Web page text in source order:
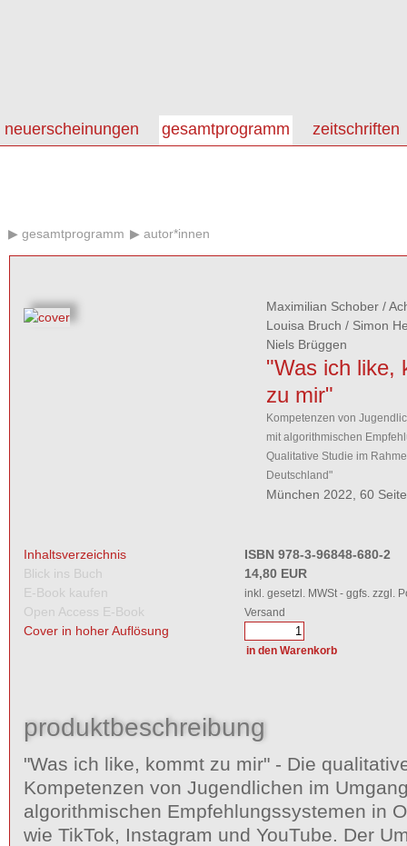
neuerscheinungen gesamtprogramm zeitschriften
gesamtprogramm autor*innen
Maximilian Schober/
Louisa Bruch / Simon
Niels Brüggen
"Was ich like,
zu mir"
Kompetenzen von
mit algorithmischen
Qualitative Studie im
Deutschland"
München 2022, 60
Inhaltsverzeichnis
Blick ins Buch
E-Book kaufen
Open Access E-Book
Cover in hoher Auflösung
ISBN 978-3-96848-680-2
14,80 EUR
inkl. gesetzl. MWSt - ggfs. zzgl.
Versand
produktbeschreibung
"Was ich like, kommt zu mir" - Die
Kompetenzen von Jugendlichen im
algorithmischen Empfehlungssystemen in
wie TikTok, Instagram und YouTube. Der